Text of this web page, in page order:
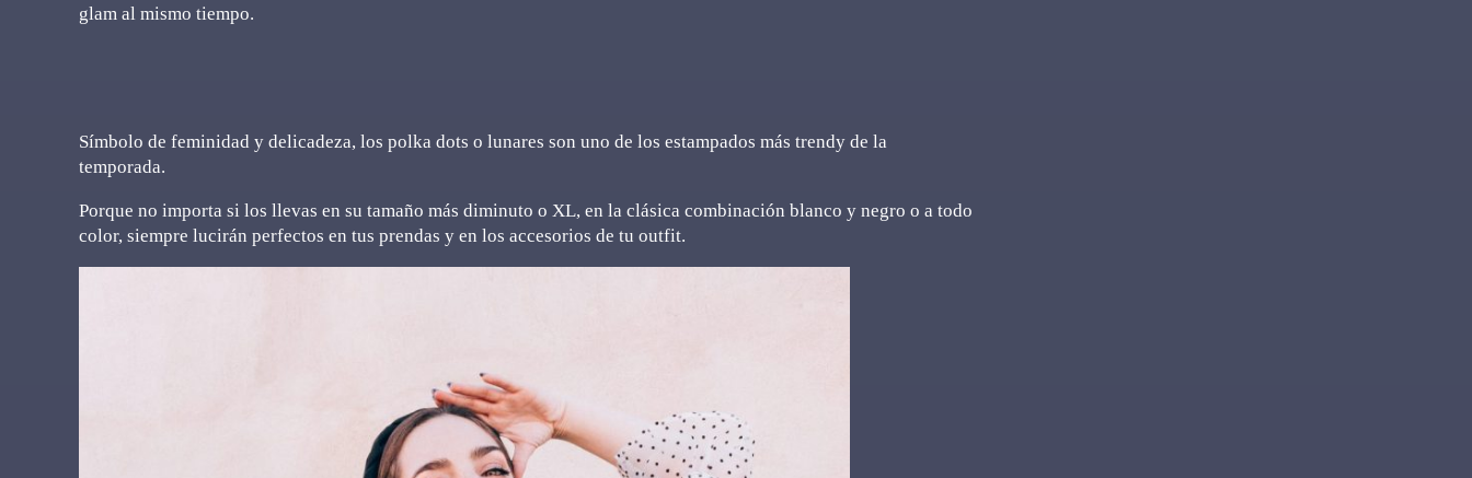
glam al mismo tiempo.
Símbolo de feminidad y delicadeza, los polka dots o lunares son uno de los estampados más trendy de la
temporada.
Porque no importa si los llevas en su tamaño más diminuto o XL, en la clásica combinación blanco y negro o a todo
color, siempre lucirán perfectos en tus prendas y en los accesorios de tu outfit.